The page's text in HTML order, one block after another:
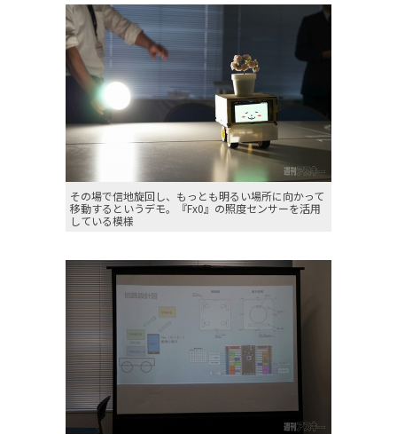
その場で信地旋回し、もっとも明るい場所に向かって
移動するというデモ。『Fx0』の照度センサーを活用
している模様